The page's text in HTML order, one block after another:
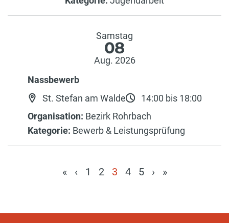
Samstag
08
Aug. 2026
Nassbewerb
St. Stefan am Walde
14:00 bis 18:00
Organisation: Bezirk Rohrbach
Kategorie: Bewerb & Leistungsprüfung
« ‹ 1 2 3 4 5 › »